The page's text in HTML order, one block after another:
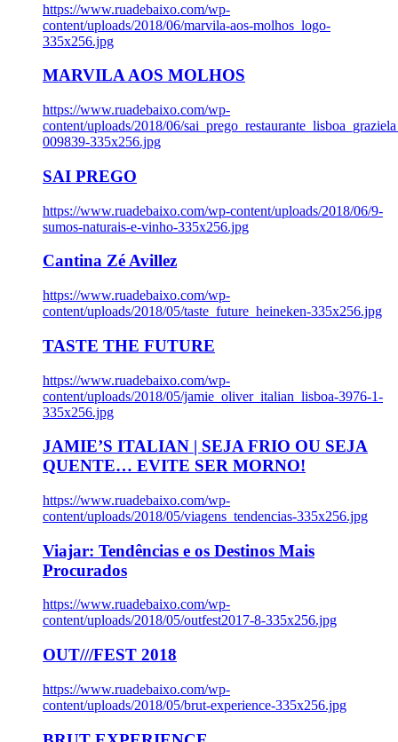
https://www.ruadebaixo.com/wp-
content/uploads/2018/06/marvila-aos-molhos_logo-
335x256.jpg
MARVILA AOS MOLHOS
https://www.ruadebaixo.com/wp-
content/uploads/2018/06/
009839-335x256.jpg
SAI PREGO
https://www.ruadebaixo.com/wp-content/uploads/2018/06/9-
sumos-naturais-e-vinho-335x256.jpg
Cantina Zé Avillez
https://www.ruadebaixo.com/wp-
content/uploads/2018/05/taste_future_heineken-335x256.jpg
TASTE THE FUTURE
https://www.ruadebaixo.com/wp-
content/uploads/2018/05/jamie_oliver_italian_lisboa-3976-1-
335x256.jpg
JAMIE’S ITALIAN | SEJA FRIO OU SEJA
QUENTE… EVITE SER MORNO!
https://www.ruadebaixo.com/wp-
content/uploads/2018/05/viagens_tendencias-335x256.jpg
Viajar: Tendências e os Destinos Mais
Procurados
https://www.ruadebaixo.com/wp-
content/uploads/2018/05/outfest2017-8-335x256.jpg
OUT///FEST 2018
https://www.ruadebaixo.com/wp-
content/uploads/2018/05/brut-experience-335x256.jpg